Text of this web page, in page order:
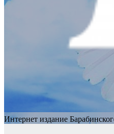
Интернет издание